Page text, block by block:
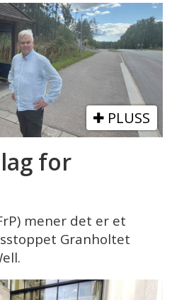
PLUSS
for
mener det er et
Granholtet